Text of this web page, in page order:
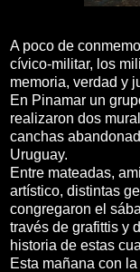
A poco de
cívico-militar, los
memoria, verdad y
En Pinamar un
realizaron dos
canchas
Uruguay.
Entre mateadas,
artístico, distintas
congregaron el
través de grafittis y
historia de estas
Esta mañana con